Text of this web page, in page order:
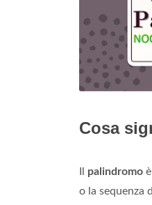
Cosa
palindromo
o la sequenza